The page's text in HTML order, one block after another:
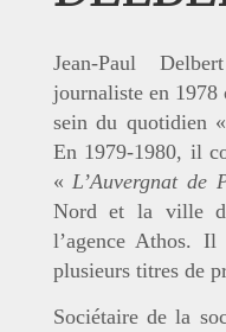
Jean-Paul
journaliste en 1978
sein du quotidien «
En 1979-1980, il
« L’Auvergnat de
Nord et la ville
l’agence Athos. Il
plusieurs titres de
Sociétaire de la